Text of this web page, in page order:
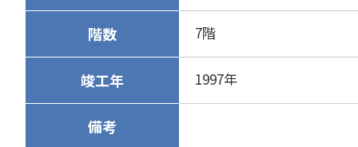
階数 7階
竣工年 1997年
備考